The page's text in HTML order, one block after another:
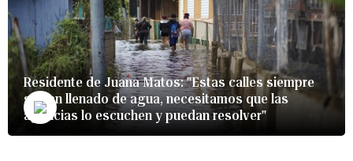
Residente de Juana Matos: "Estas calles siempre
se han llenado de agua, necesitamos que las
agencias lo escuchen y puedan resolver"